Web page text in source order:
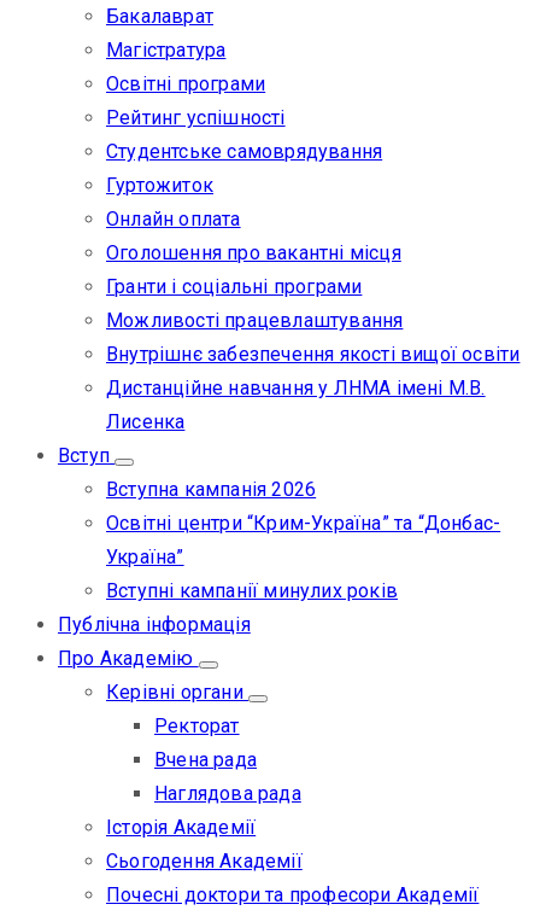
Бакалаврат
Магістратура
Освітні програми
Рейтинг успішності
Студентське самоврядування
Гуртожиток
Онлайн оплата
Оголошення про вакантні місця
Гранти і соціальні програми
Можливості працевлаштування
Внутрішнє забезпечення якості вищої освіти
Дистанційне навчання у ЛНМА імені М.В.
Лисенка
Вступ
Вступна кампанія 2026
Освітні центри “Крим-Україна” та “Донбас-
Україна”
Вступні кампанії минулих років
Публічна інформація
Про Академію
Керівні органи
Ректорат
Вчена рада
Наглядова рада
Історія Академії
Сьогодення Академії
Почесні доктори та професори Академії